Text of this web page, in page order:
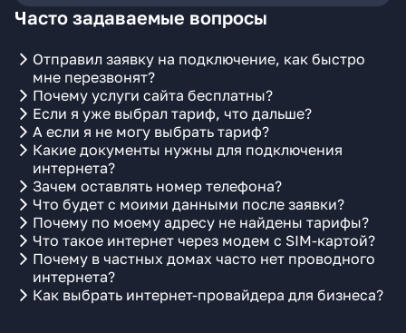
Часто задаваемые вопросы
Отправил заявку на подключение, как быстро
мне перезвонят?
Почему услуги сайта бесплатны?
Если я уже выбрал тариф, что дальше?
А если я не могу выбрать тариф?
Какие документы нужны для подключения
интернета?
Зачем оставлять номер телефона?
Что будет с моими данными после заявки?
Почему по моему адресу не найдены тарифы?
Что такое интернет через модем с SIM-картой?
Почему в частных домах часто нет проводного
интернета?
Как выбрать интернет-провайдера для бизнеса?